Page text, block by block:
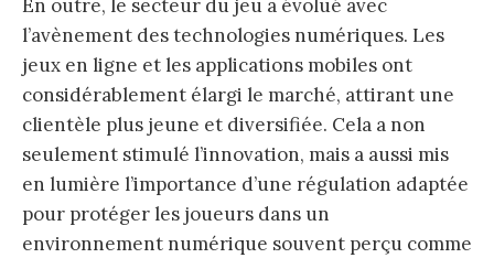
En outre, le secteur du jeu a évolué avec
l’avènement des technologies numériques. Les
jeux en ligne et les applications mobiles ont
considérablement élargi le marché, attirant une
clientèle plus jeune et diversifiée. Cela a non
seulement stimulé l’innovation, mais a aussi mis
en lumière l’importance d’une régulation adaptée
pour protéger les joueurs dans un
environnement numérique souvent perçu comme